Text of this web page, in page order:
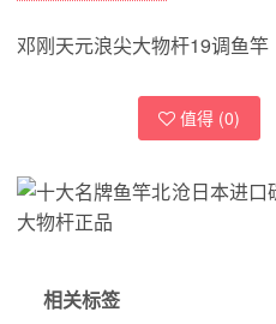
邓刚天元浪尖大物杆19调鱼竿
值得 (0)
相关标签